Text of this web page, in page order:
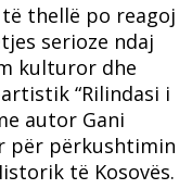
thellë po reagoj
serioze ndaj
kulturor dhe
“Rilindasi i
autor Gani
për përkushtimin
të Kosovës.